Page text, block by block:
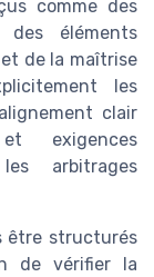
comme des
des éléments
de la maîtrise
les
clair
exigences
arbitrages
être structurés
de vérifier la